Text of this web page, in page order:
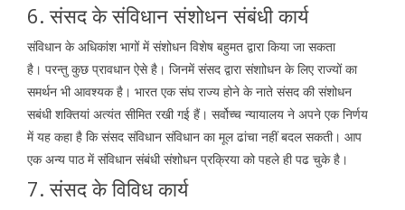
6. संसद के संविधान संशोधन संबंधी कार्य
संविधान के अधिकांश भागों में संशोधन विशेष बहुमत द्वारा किया जा सकता
है। परन्तु कुछ प्रावधान ऐसे है। जिनमें संसद द्वारा संशाोधन के लिए राज्यों का
समर्थन भी आवश्यक है। भारत एक संघ राज्य होने के नाते संसद की संशोधन
सबंधी शक्तियां अत्यंत सीमित रखी गई हैं। सर्वोच्च न्यायालय ने अपने एक निर्णय
में यह कहा है कि संसद संविधान संविधान का मूल ढांचा नहीं बदल सकती। आप
एक अन्य पाठ में संविधान संबंधी संशोधन प्रक्रिया को पहले ही पढ चुके है।
7. संसद के विविध कार्य